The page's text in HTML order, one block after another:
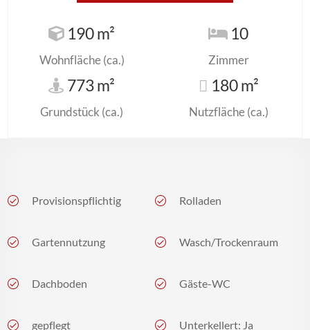
190 m²
Wohnfläche (ca.)
10
Zimmer
773 m²
Grundstück (ca.)
180 m²
Nutzfläche (ca.)
Provisionspflichtig Rolladen
Gartennutzung Wasch/Trockenraum
Dachboden Gäste-WC
gepflegt Unterkellert: Ja